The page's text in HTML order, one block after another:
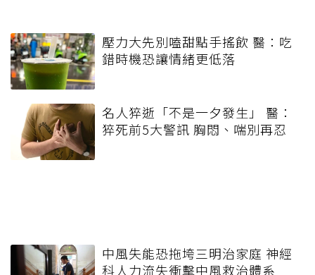
壓力大先別嗑甜點手搖飲 醫：吃
錯時機恐讓情緒更低落
名人猝逝「不是一夕發生」 醫：
猝死前5大警訊 胸悶、喘別再忍
中風失能恐拖垮三明治家庭 神經
科人力流失衝擊中風救治體系